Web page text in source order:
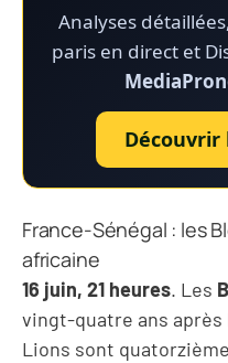
Analyses
paris en direct et
Découvrir
France-Sénégal : les
africaine
16 juin, 21 heures. Les
vingt-quatre ans après
Lions sont